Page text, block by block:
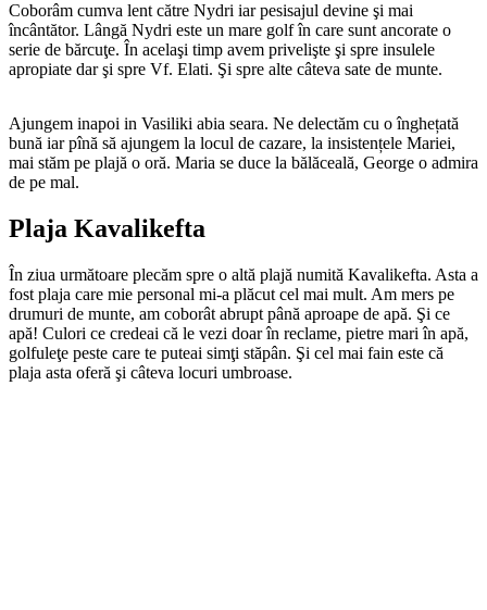
Coborâm cumva lent către Nydri iar pesisajul devine şi mai
încântător. Lângă Nydri este un mare golf în care sunt ancorate o
serie de bărcuţe. În acelaşi timp avem privelişte şi spre insulele
apropiate dar şi spre Vf. Elati. Şi spre alte câteva sate de munte.
Ajungem inapoi in Vasiliki abia seara. Ne delectăm cu o înghețată
bună iar pînă să ajungem la locul de cazare, la insistențele Mariei,
mai stăm pe plajă o oră. Maria se duce la bălăceală, George o admira
de pe mal.
Plaja Kavalikefta
În ziua următoare plecăm spre o altă plajă numită Kavalikefta. Asta a
fost plaja care mie personal mi-a plăcut cel mai mult. Am mers pe
drumuri de munte, am coborât abrupt până aproape de apă. Şi ce
apă! Culori ce credeai că le vezi doar în reclame, pietre mari în apă,
golfuleţe peste care te puteai simţi stăpân. Şi cel mai fain este că
plaja asta oferă şi câteva locuri umbroase.